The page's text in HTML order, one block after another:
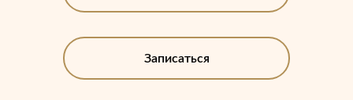
Записаться